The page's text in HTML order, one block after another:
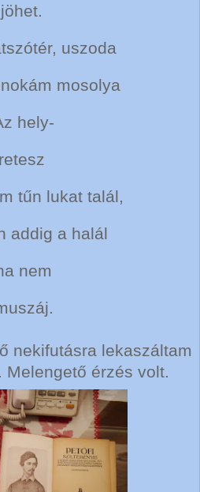
jöhet.
uszoda
mosolya
hely-
retesz
tűn lukat talál,
addig a halál
nem
nekifutásra lekaszáltam
Melengető érzés volt.